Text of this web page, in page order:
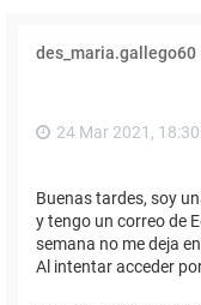
des_maria.gallego60
24 Mar 2021, 18:30
Buenas tardes, soy
y tengo un correo de
semana no me deja
Al intentar acceder